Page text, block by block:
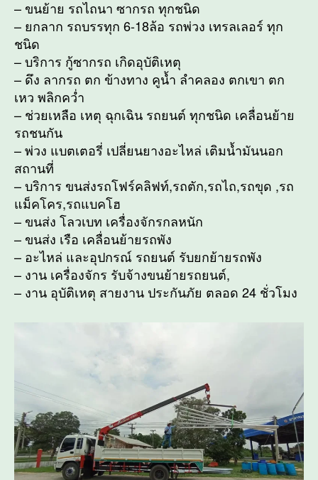
– ขนย้าย รถไถนา ซากรถ ทุกชนิด
– ยกลาก รถบรรทุก 6-18ล้อ รถพ่วง เทรลเลอร์ ทุก
ชนิด
– บริการ กู้ซากรถ เกิดอุบัติเหตุ
– ดึง ลากรถ ตก ข้างทาง คูน้ำ ลำคลอง ตกเขา ตก
เหว พลิกคว่ำ
– ช่วยเหลือ เหตุ ฉุกเฉิน รถยนต์ ทุกชนิด เคลื่อนย้าย
รถชนกัน
– พ่วง แบตเตอรี่ เปลี่ยนยางอะไหล่ เติมน้ำมันนอก
สถานที่
– บริการ ขนส่งรถโฟร์คลิฟท์,รถตัก,รถไถ,รถขุด ,รถ
แม็คโคร,รถแบคโฮ
– ขนส่ง โลวเบท เครื่องจักรกลหนัก
– ขนส่ง เรือ เคลื่อนย้ายรถพัง
– อะไหล่ และอุปกรณ์ รถยนต์ รับยกย้ายรถพัง
– งาน เครื่องจักร รับจ้างขนย้ายรถยนต์,
– งาน อุบัติเหตุ สายงาน ประกันภัย ตลอด 24 ชั่วโมง